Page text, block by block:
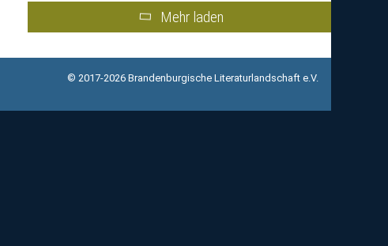
Mehr laden
© 2017-2026 Brandenburgische Literaturlandschaft e.V.